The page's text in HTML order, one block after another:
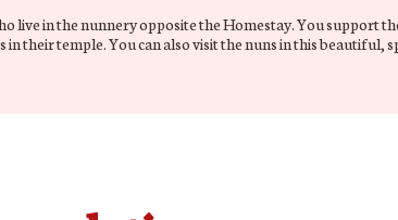
live in the nunnery opposite the Homestay. You
in their temple. You can also visit the nuns in this beautiful,